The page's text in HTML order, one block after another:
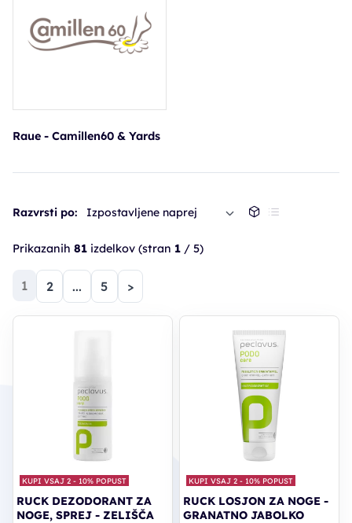
Raue - Camillen60 & Yards
Prikazanih 81 izdelkov (stran 1 / 5)
Razvrsti po: Izpostavljene naprej
1 (trenutna)
2 ... 5 >
KUPI VSAJ 2 - 10% POPUST
RUCK DEZODORANT ZA
NOGE, SPREJ - ZELIŠČA
KUPI VSAJ 2 - 10% POPUST
RUCK LOSJON ZA NOGE -
GRANATNO JABOLKO